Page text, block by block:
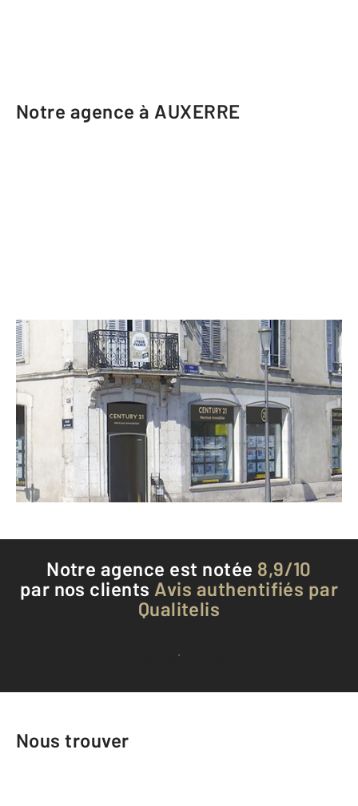
Notre agence à AUXERRE
CENTURY 21 Martinot Immobilier
107 rue du Pont
AUXERRE - 89000
Envoyer un message
Téléphoner à l'agence
Notre agence est notée 8,9/10
par nos clients Avis authentifiés par
Qualitelis
Voir tous les avis clients
Nous trouver